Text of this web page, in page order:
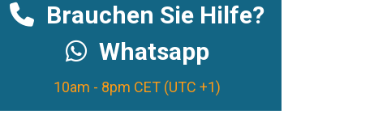
Brauchen Sie Hilfe?
Whatsapp
10am - 8pm CET (UTC +1)